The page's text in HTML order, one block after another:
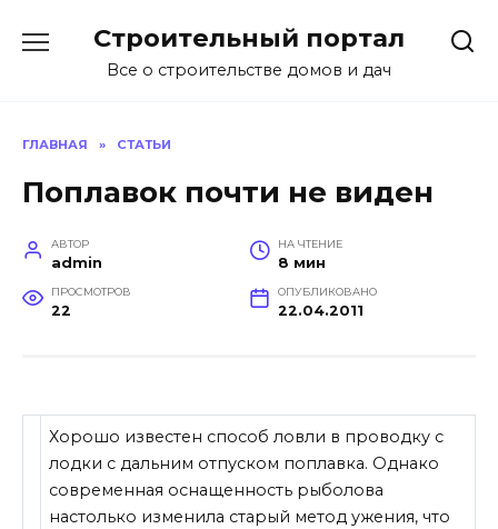
содержанию
Строительный портал
Все о строительстве домов и дач
ГЛАВНАЯ » СТАТЬИ
Поплавок почти не виден
АВТОР
admin
НА ЧТЕНИЕ
8 мин
ПРОСМОТРОВ
22
ОПУБЛИКОВАНО
22.04.2011
Хорошо известен способ ловли в проводку с
лодки с дальним отпуском поплавка. Однако
современная оснащенность рыболова
настолько изменила старый метод ужения, что